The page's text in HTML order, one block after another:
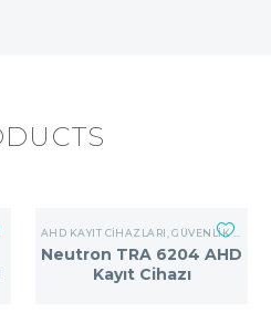
AHD KAYIT CIHAZLARI ,GÜVENLIK KAMERA SISTEMLERI
Neutron TRA 6204 AHD
Kayıt Cihazı